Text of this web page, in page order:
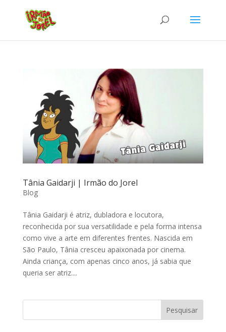
Tânia Gaidarji | Irmão do Jorel
Blog
Tânia Gaidarji é atriz, dubladora e locutora,
reconhecida por sua versatilidade e pela forma intensa
como vive a arte em diferentes frentes. Nascida em
São Paulo, Tânia cresceu apaixonada por cinema.
Ainda criança, com apenas cinco anos, já sabia que
queria ser atriz....
Pesquisar